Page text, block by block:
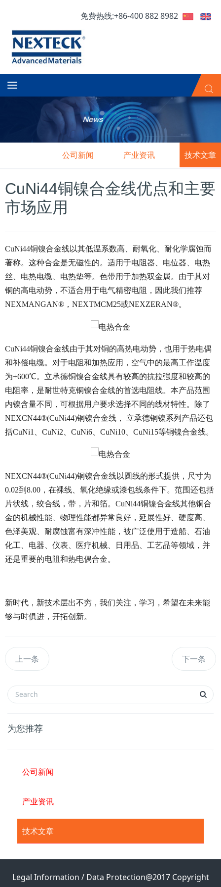
免费热线:+86-400 882 8982
公司新闻 产业资讯 技术文章
CuNi44铜镍合金线优点和主要
市场应用
CuNi44铜镍合金线以其低温系数高、耐氧化、耐化学腐蚀而
著称。这种合金是无磁性的。适用于电阻器、电位器、电热
丝、电热电缆、电热垫等。色带用于加热双金属。由于其对
铜的高电动势，不适合用于电气精密电阻，因此我们推荐
NEXMANGAN®，NEXTMCM25或NEXZERAN®。
CuNi44铜镍合金线由于其对铜的高热电动势，也用于热电偶
和补偿电缆。对于电阻和加热应用，空气中的最高工作温度
为+600℃。立承德铜镍合金线具有较高的抗拉强度和较高的
电阻率，是耐世特克铜镍合金线的首选电阻线。本产品范围
内镍含量不同，可根据用户要求选择不同的线材特性。除了
NEXCN44®(CuNi44)铜镍合金线， 立承德铜镍系列产品还包
括CuNi1、CuNi2、CuNi6、CuNi10、CuNi15等铜镍合金线。
NEXCN44®(CuNi44)铜镍合金线以圆线的形式提供，尺寸为
0.02到8.00，在裸线、氧化绝缘或漆包线条件下。范围还包括
片状线，绞合线，带，片和箔。CuNi44铜镍合金线其他铜合
金的机械性能、物理性能都异常良好，延展性好、硬度高、
色泽美观、耐腐蚀富有深冲性能，被广泛使用于造船、石油
化工、电器、仪表、医疗机械、日用品、工艺品等领域，并
还是重要的电阻和热电偶合金。
新时代，新技术层出不穷，我们关注，学习，希望在未来能
够与时俱进，开拓创新。
上一条 下一条
为您推荐
公司新闻
产业资讯
技术文章
Legal Information / Data Protection@2017 Copyright